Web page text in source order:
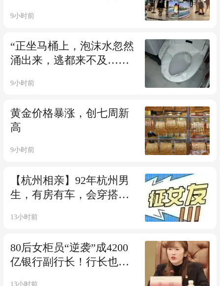
9小时前
“正坐马桶上，泡沫水忽然
涌出来，逃都来不及……”
9小时前
黄金价格暴涨，创七周新
高
9小时前
【杭州相亲】92年杭州男
生，有房有车，会穿搭，
13小时前
80后女柜员“逆袭”成4200
亿银行副行长！行长也年
13小时前